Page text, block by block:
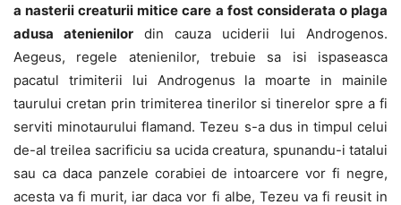
a nasterii creaturii mitice care a fost considerata o plaga
adusa atenienilor din cauza uciderii lui Androgenos.
Aegeus, regele atenienilor, trebuie sa isi ispaseasca
pacatul trimiterii lui Androgenus la moarte in mainile
taurului cretan prin trimiterea tinerilor si tinerelor spre a fi
serviti minotaurului flamand. Tezeu s-a dus in timpul celui
de-al treilea sacrificiu sa ucida creatura, spunandu-i tatalui
sau ca daca panzele corabiei de intoarcere vor fi negre,
acesta va fi murit, iar daca vor fi albe, Tezeu va fi reusit in